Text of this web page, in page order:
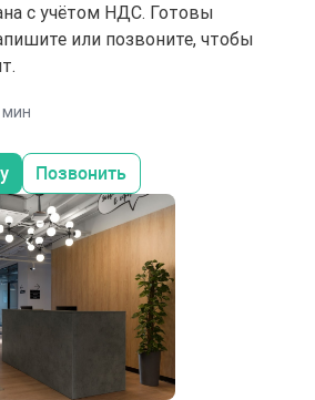
с учётом НДС. Готовы
или позвоните, чтобы
мин
Позвонить